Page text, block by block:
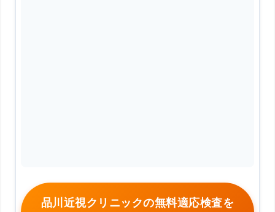
品川近視クリニックの無料適応検査を